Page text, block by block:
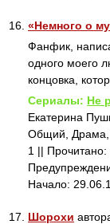
16. «Немного о
Фанфик,
одного моего
концовка,
Сериалы: Не
Екатерина
Общий, Драма,
1 ||
Начало:
17. Шорохи